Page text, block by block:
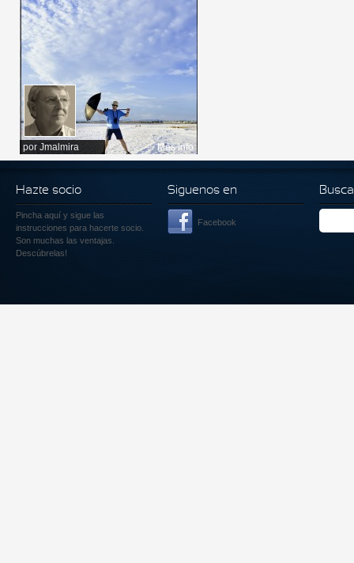
por Jmalmira Más info
Hazte socio
Pincha aquí y sigue las
instrucciones para hacerte socio.
Son muchas las ventajas.
Descúbrelas!
Siguenos en
Facebook